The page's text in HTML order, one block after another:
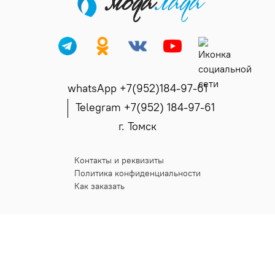
whatsApp +7(952)184-97-61
Telegram +7(952) 184-97-61
г. Томск
Контакты и реквизиты
Политика конфиденциальности
Как заказать